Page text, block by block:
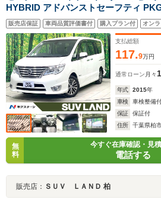
HYBRID アドバンストセーフティ
ニター 純正ナビ 全周囲カメラ 両
コン 衝突軽減装置 電動格納ミラ
ETC オートエアコン HIDライト 純
販売店保証 車両品質評価書付 購入プラン付 オンラ
支払総額
117.9万円
通常ローン 月々
年式 2015年
車検
車検整備
保証
保証付
住所
千葉県柏
無
料
今すぐ在庫確認・見
電話する
販売店： ＳＵＶ ＬＡＮＤ 柏